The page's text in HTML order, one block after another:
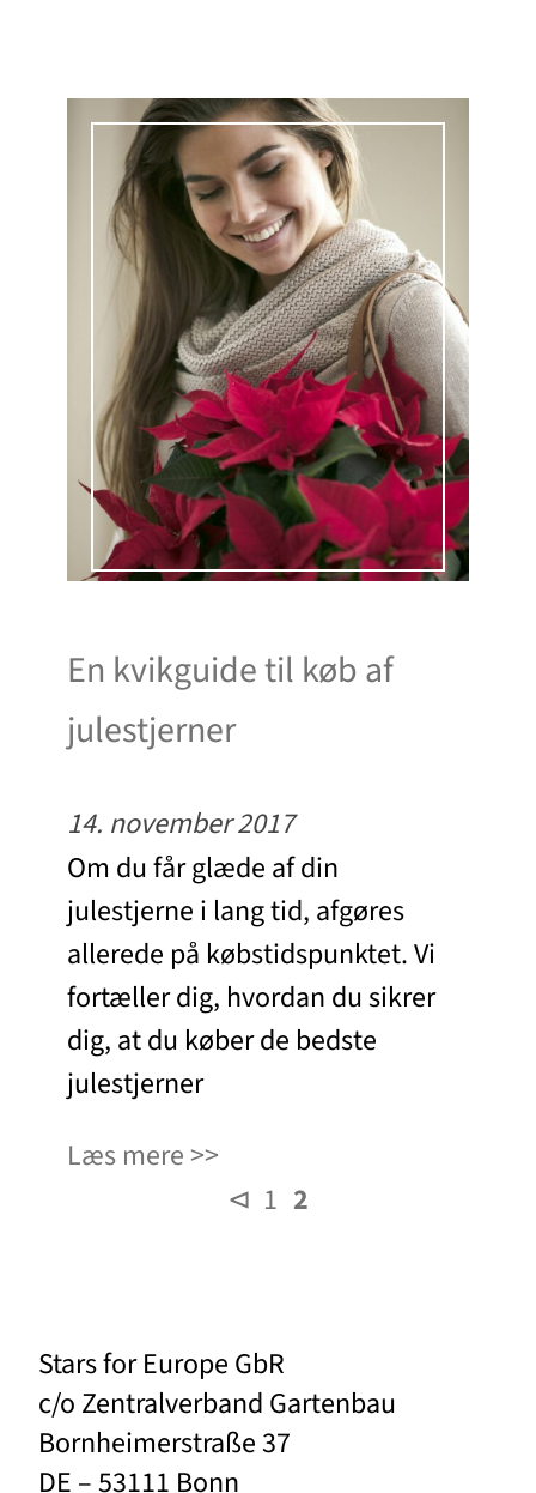
En kvikguide til køb af
julestjerner
14. november 2017
Om du får glæde af din
julestjerne i lang tid, afgøres
allerede på købstidspunktet. Vi
fortæller dig, hvordan du sikrer
dig, at du køber de bedste
julestjerner
Læs mere
⊲ 1 2
Stars for Europe GbR
c/o Zentralverband Gartenbau
Bornheimerstraße 37
DE – 53111 Bonn